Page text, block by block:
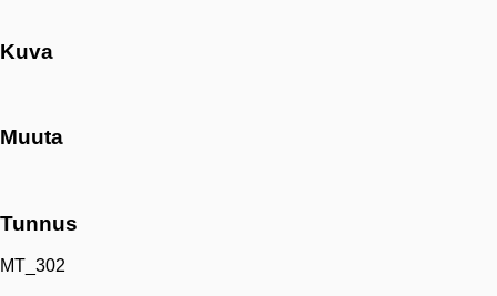
Kuva
Muuta
Tunnus
MT_302